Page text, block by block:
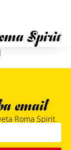
Spirit
email
Roma Spirit.